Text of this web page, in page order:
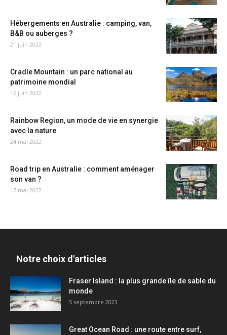
Hébergements en Australie : camping, van,
B&B ou auberges ?
21 juin 2022
Cradle Mountain : un parc national au
patrimoine mondial
16 juin 2022
Rainbow Region, un mode de vie en synergie
avec la nature
24 mai 2022
Road trip en Australie : comment aménager
son van ?
17 mai 2022
Notre choix d'articles
Fraser Island : la plus grande île de sable du
monde
5 septembre 2023
Great Ocean Road : une route entre surf,